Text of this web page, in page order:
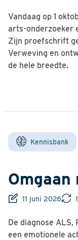
Vandaag op 1
arts-onderzoeker
Zijn proefschrift
Verweving en
de hele breedte.
Kennisbank
11 juni 2026
De diagnose ALS,
een emotionele